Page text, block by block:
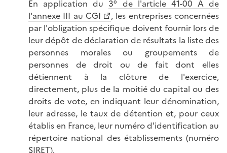
En application du 3° de l'article 41-00 A de
l'annexe III au CGI
, les entreprises concernées
par l'obligation spécifique doivent fournir lors de
leur dépôt de déclaration de résultats la liste des
personnes morales ou groupements de
personnes de droit ou de fait dont elles
détiennent à la clôture de l'exercice,
directement, plus de la moitié du capital ou des
droits de vote, en indiquant leur dénomination,
leur adresse, le taux de détention et, pour ceux
établis en France, leur numéro d'identification au
répertoire national des établissements (numéro
SIRET).